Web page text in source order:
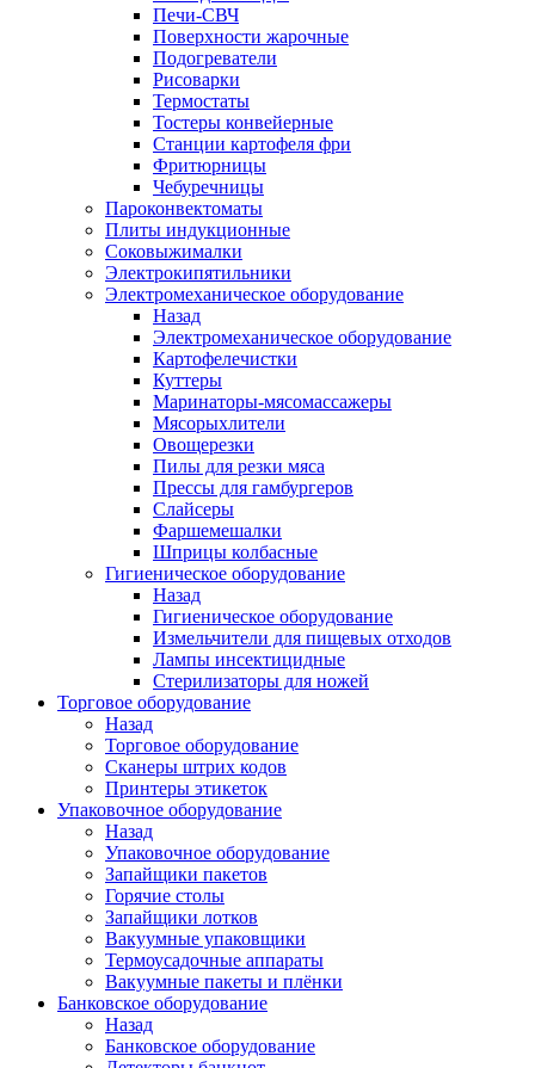
Печи-СВЧ
Поверхности жарочные
Подогреватели
Рисоварки
Термостаты
Тостеры конвейерные
Станции картофеля фри
Фритюрницы
Чебуречницы
Пароконвектоматы
Плиты индукционные
Соковыжималки
Электрокипятильники
Электромеханическое оборудование
Назад
Электромеханическое оборудование
Картофелечистки
Куттеры
Маринаторы-мясомассажеры
Мясорыхлители
Овощерезки
Пилы для резки мяса
Прессы для гамбургеров
Слайсеры
Фаршемешалки
Шприцы колбасные
Гигиеническое оборудование
Назад
Гигиеническое оборудование
Измельчители для пищевых отходов
Лампы инсектицидные
Стерилизаторы для ножей
Торговое оборудование
Назад
Торговое оборудование
Сканеры штрих кодов
Принтеры этикеток
Упаковочное оборудование
Назад
Упаковочное оборудование
Запайщики пакетов
Горячие столы
Запайщики лотков
Вакуумные упаковщики
Термоусадочные аппараты
Вакуумные пакеты и плёнки
Банковское оборудование
Назад
Банковское оборудование